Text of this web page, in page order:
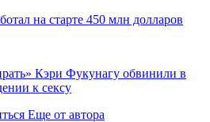
на старте 450 млн долларов
Кэри Фукунагу обвинили в
к сексу
Еще от автора